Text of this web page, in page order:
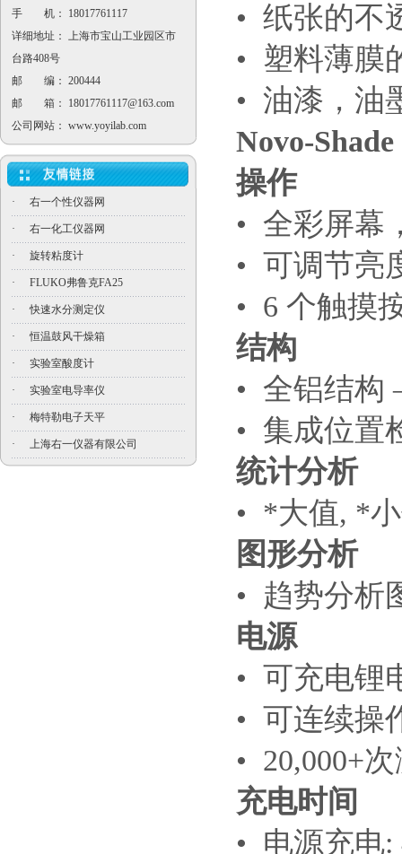
手 机： 18017761117
详细地址： 上海市宝山工业园区市
台路408号
邮 编： 200444
邮 箱：
18017761117@163.com
公司网站： www.yoyilab.com
· 右一个性仪器网
· 右一化工仪器网
· 旋转粘度计
· FLUKO弗鲁克FA25
· 快速水分测定仪
· 恒温鼓风干燥箱
· 实验室酸度计
· 实验室电导率仪
· 梅特勒电子天平
· 上海右一仪器有限公司
• 纸张的不
• 塑料薄膜
• 油漆，油
Novo-
操作
• 全彩屏幕
• 可调节亮
• 6 个触摸
结构
• 全铝结构
• 集成位置
统计分析
• *大值, *
图形分析
• 趋势分析
电源
• 可充电锂
• 可连续操
• 20,000+
充电时间
• 电源充电: